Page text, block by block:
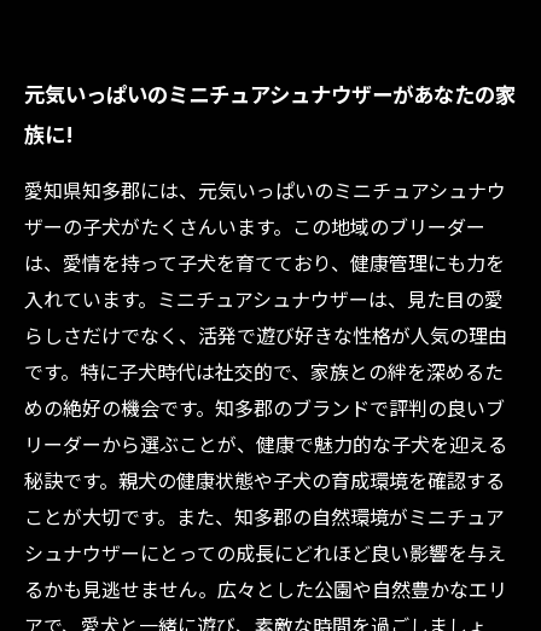
元気いっぱいのミニチュアシュナウザーがあなたの家
族に!
愛知県知多郡には、元気いっぱいのミニチュアシュナウ
ザーの子犬がたくさんいます。この地域のブリーダー
は、愛情を持って子犬を育てており、健康管理にも力を
入れています。ミニチュアシュナウザーは、見た目の愛
らしさだけでなく、活発で遊び好きな性格が人気の理由
です。特に子犬時代は社交的で、家族との絆を深めるた
めの絶好の機会です。知多郡のブランドで評判の良いブ
リーダーから選ぶことが、健康で魅力的な子犬を迎える
秘訣です。親犬の健康状態や子犬の育成環境を確認する
ことが大切です。また、知多郡の自然環境がミニチュア
シュナウザーにとっての成長にどれほど良い影響を与え
るかも見逃せません。広々とした公園や自然豊かなエリ
アで、愛犬と一緒に遊び、素敵な時間を過ごしましょ